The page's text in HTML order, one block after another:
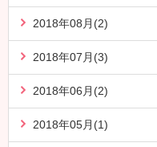
2018年08月(2)
2018年07月(3)
2018年06月(2)
2018年05月(1)